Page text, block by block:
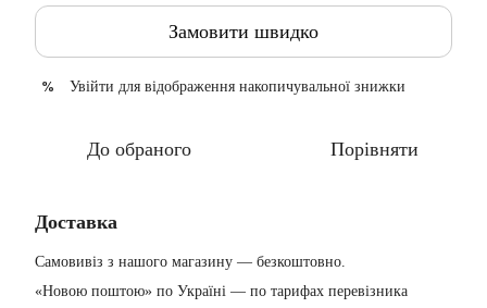
Замовити швидко
% Увійти для відображення накопичувальної знижки
До обраного Порівняти
Доставка
Самовивіз з нашого магазину — безкоштовно.
«Новою поштою» по Україні — по тарифах перевізника